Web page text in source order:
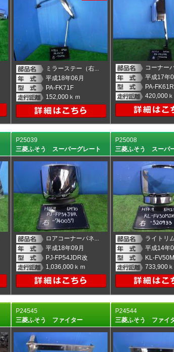
ミラーステー（右...
平成18年06月
PA-FK71F
152,000ｋｍ
コーナー
平成17年
PA-
420,000
P25039
三菱ふそう スーパーグレート
ロアコーナーパネ...
平成18年09月
PJ-FP54JDR改
1,036,000ｋｍ
P25008
三菱ふそう スーパ
ライトリ
平成14年
KL-
733,900
P24545
三菱ふそう ファイター
P24544
三菱ふそう ファ